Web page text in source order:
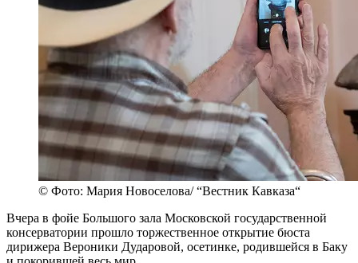
© Фото: Мария Новоселова/ “Вестник Кавказа“
Вчера в фойе Большого зала Московской государственной
консерватории прошло торжественное открытие бюста
дирижера Вероники Дударовой, осетинке, родившейся в Баку